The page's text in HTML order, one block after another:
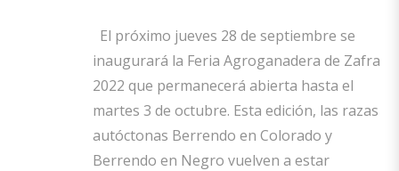
El próximo jueves 28 de septiembre se
inaugurará la Feria Agroganadera de Zafra
2022 que permanecerá abierta hasta el
martes 3 de octubre. Esta edición, las razas
autóctonas Berrendo en Colorado y
Berrendo en Negro vuelven a estar